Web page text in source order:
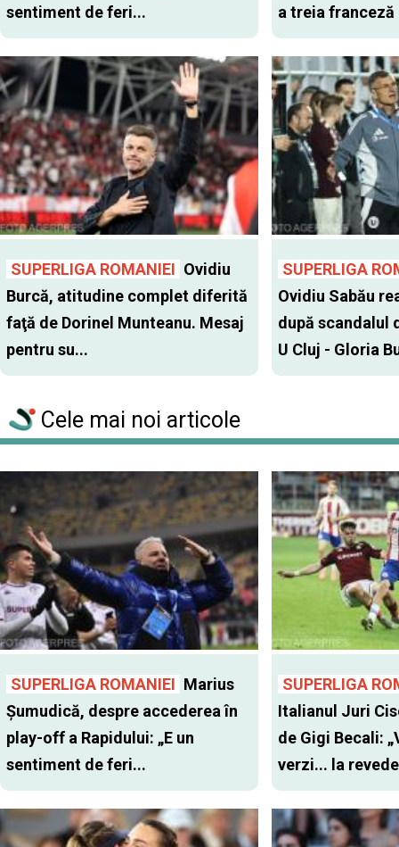
sentiment de feri...
a treia franceză
SUPERLIGA ROMANIEI Ovidiu
Burcă, atitudine complet diferită
faţă de Dorinel Munteanu. Mesaj
pentru su...
SUPERLIGA
Ovidiu Sabău
după scandalul
U Cluj - Gloria
Cele mai noi articole
SUPERLIGA ROMANIEI Marius
Șumudică, despre accederea în
play-off a Rapidului: „E un
sentiment de feri...
SUPERLIGA
Italianul Juri
de Gigi Becali:
verzi... la